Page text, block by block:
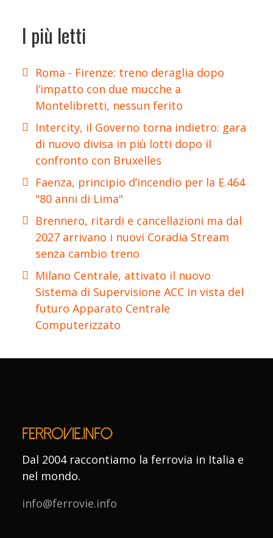
I più letti
Roma - Firenze: treno deraglia dopo
l’impatto con due mucche a
Montelibretti, nessun ferito
Intercity, il Governo torna indietro: gara
di nuovo divisa in più lotti dopo il
confronto con Bruxelles
Faenza, principio d’incendio per la E.464
"80 anni di Lima"
Brennero, ritardi e cancellazioni ma dal
2027 arrivano i nuovi Coradia Stream
senza cambio treno
Milano Centrale, attivato il nuovo
Sistema di Supervisione ACC in vista del
futuro Apparato Centrale
Computerizzato
Dal 2004 raccontiamo la ferrovia in Italia e
nel mondo.
info@ferrovie.info